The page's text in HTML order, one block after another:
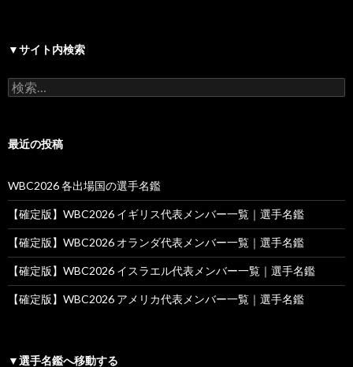
▼サイト内検索
検
索:
最近の投稿
WBC2026 各出場国の選手名鑑
【確定版】WBC2026 イギリス代表メンバー一覧｜選手名鑑
【確定版】WBC2026 オランダ代表メンバー一覧｜選手名鑑
【確定版】WBC2026 イスラエル代表メンバー一覧｜選手名鑑
【確定版】WBC2026 アメリカ代表メンバー一覧｜選手名鑑
▼選手名鑑へ移動する